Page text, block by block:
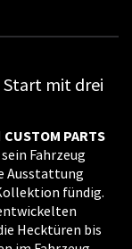
Start mit drei
CUSTOM PARTS
Fahrzeug
Ausstattung
fündig.
Hecktüren bis